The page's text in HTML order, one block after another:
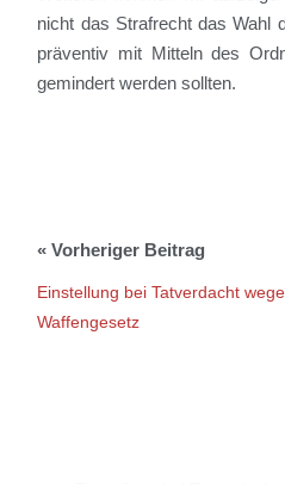
nicht das Strafrecht das Wahl
präventiv mit Mitteln des
gemindert werden sollten.
Einstellung bei Tatverdacht
Waffengesetz